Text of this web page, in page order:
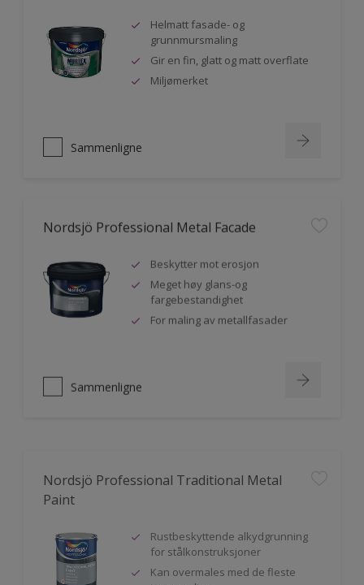
Helmatt fasade- og
grunnmursmaling
Gir en fin, glatt og matt overflate
Miljømerket
Sammenligne
Nordsjö Professional Metal Facade
Beskytter mot erosjon
Meget høy glans-og
fargebestandighet
For maling av metallfasader
Sammenligne
Paint
for stålkonstruksjoner
Kan overmales med de fleste
typer maling